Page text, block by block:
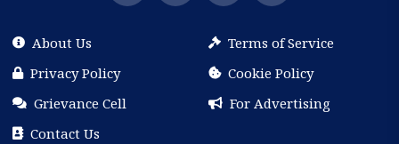
About Us
Terms of Service
Privacy Policy
Cookie Policy
Grievance Cell
For Advertising
Contact Us